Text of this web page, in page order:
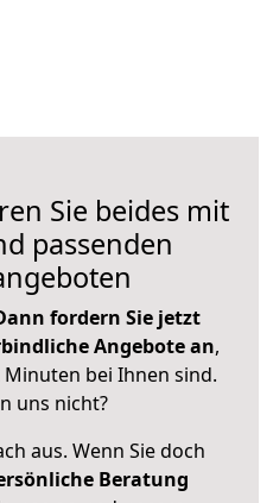
Sie beides mit
passenden
fordern Sie jetzt
Angebote an,
bei Ihnen sind.
uns nicht?
aus. Wenn Sie doch
Beratung